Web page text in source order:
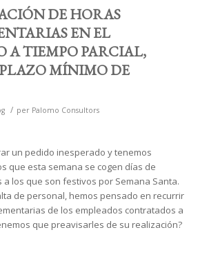
DE HORAS
EN EL
A TIEMPO PARCIAL,
MÍNIMO DE
/ per Palomo Consultors
un pedido inesperado y tenemos
que esta semana se cogen días de
los que son festivos por Semana Santa.
de personal, hemos pensado en recurrir
de los empleados contratados a
que preavisarles de su realización?